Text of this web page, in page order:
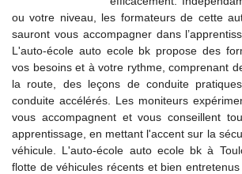
ou votre niveau, les formateurs de cette
sauront vous accompagner dans
L'auto-école auto ecole bk propose des
vos besoins et à votre rythme, comprenant
la route, des leçons de conduite
conduite accélérés. Les moniteurs
vous accompagnent et vous conseillent
apprentissage, en mettant l'accent sur la
véhicule. L'auto-école auto ecole bk à
flotte de véhicules récents et bien